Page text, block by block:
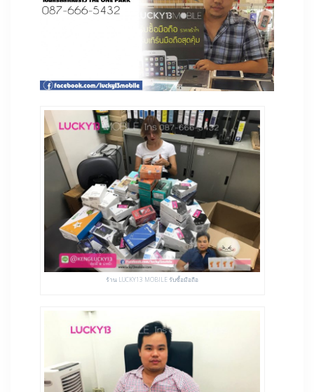
ร้าน LUCKY13 MOBILE รับซื้อมือถือ